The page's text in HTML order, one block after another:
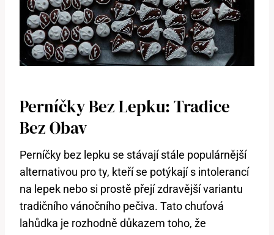
Perníčky Bez Lepku: Tradice
Bez Obav
Perníčky bez lepku se stávají stále populárnější
alternativou pro ty, kteří se potýkají s intolerancí
na lepek nebo si prostě přejí zdravější variantu
tradičního vánočního pečiva. Tato chuťová
lahůdka je rozhodně důkazem toho, že